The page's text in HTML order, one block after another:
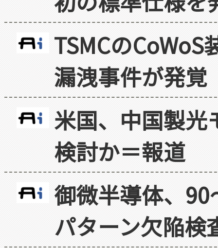
TSMCの
漏洩事件が発覚
米国、中国製光
検討か＝報道
御微半導体、
パターン欠陥検